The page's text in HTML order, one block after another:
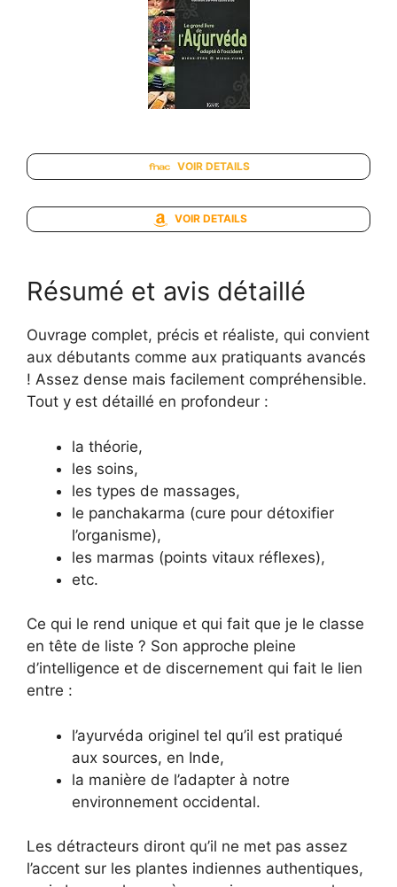
VOIR DETAILS
VOIR DETAILS
Résumé et avis détaillé
Ouvrage complet, précis et réaliste, qui convient
aux débutants comme aux pratiquants avancés
! Assez dense mais facilement compréhensible.
Tout y est détaillé en profondeur :
la théorie,
les soins,
les types de massages,
le panchakarma (cure pour détoxifier
l’organisme),
les marmas (points vitaux réflexes),
etc.
Ce qui le rend unique et qui fait que je le classe
en tête de liste ? Son approche pleine
d’intelligence et de discernement qui fait le lien
entre :
l’ayurvéda originel tel qu’il est pratiqué
aux sources, en Inde,
la manière de l’adapter à notre
environnement occidental.
Les détracteurs diront qu’il ne met pas assez
l’accent sur les plantes indiennes authentiques,